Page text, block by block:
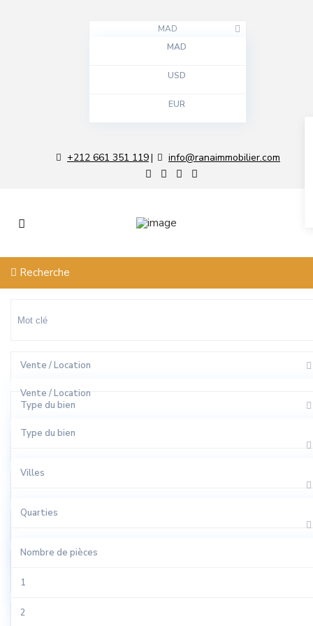
MAD
MAD
USD
EUR
+212 661 351 119| info@ranaimmobilier.com
Recherche
Vente / Location
Vente / Location
Type du bien
Type du bien
Local Industriel
Riad
Studio
Villes
Quarties
Nombre de pièces
1
2